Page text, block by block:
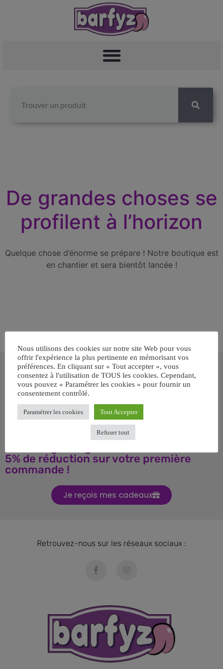
De grandes choses se
profilent à l’horizon
Quelque chose d’énorme se prépare ! Notre boutique est
en chantier et sera bientôt lancée !
Inscrivez-vous gratuitement pour
recevoir votre guide BARF gratuit !
Vous voulez savoir comment bien nourrir votre chien ou chat
avec le BARF ? Inscrivez-vous pour recevoir
GRATUIT SUR LE BARF EN PDF immédiatement
5% de réduction sur votre première
commande !
Je reçois mes cadeaux
Retrouvez-nous sur les réseaux sociaux :
Nous utilisons des cookies sur notre site Web pour vous
offrir l'expérience la plus pertinente en mémorisant vos
préférences. En cliquant sur « Tout accepter », vous
consentez à l'utilisation de TOUS les cookies. Cependant,
vous pouvez « Paramétrer les cookies » pour fournir un
consentement contrôlé.
Paramétrer les cookies Tout Accepter
Refuser tout